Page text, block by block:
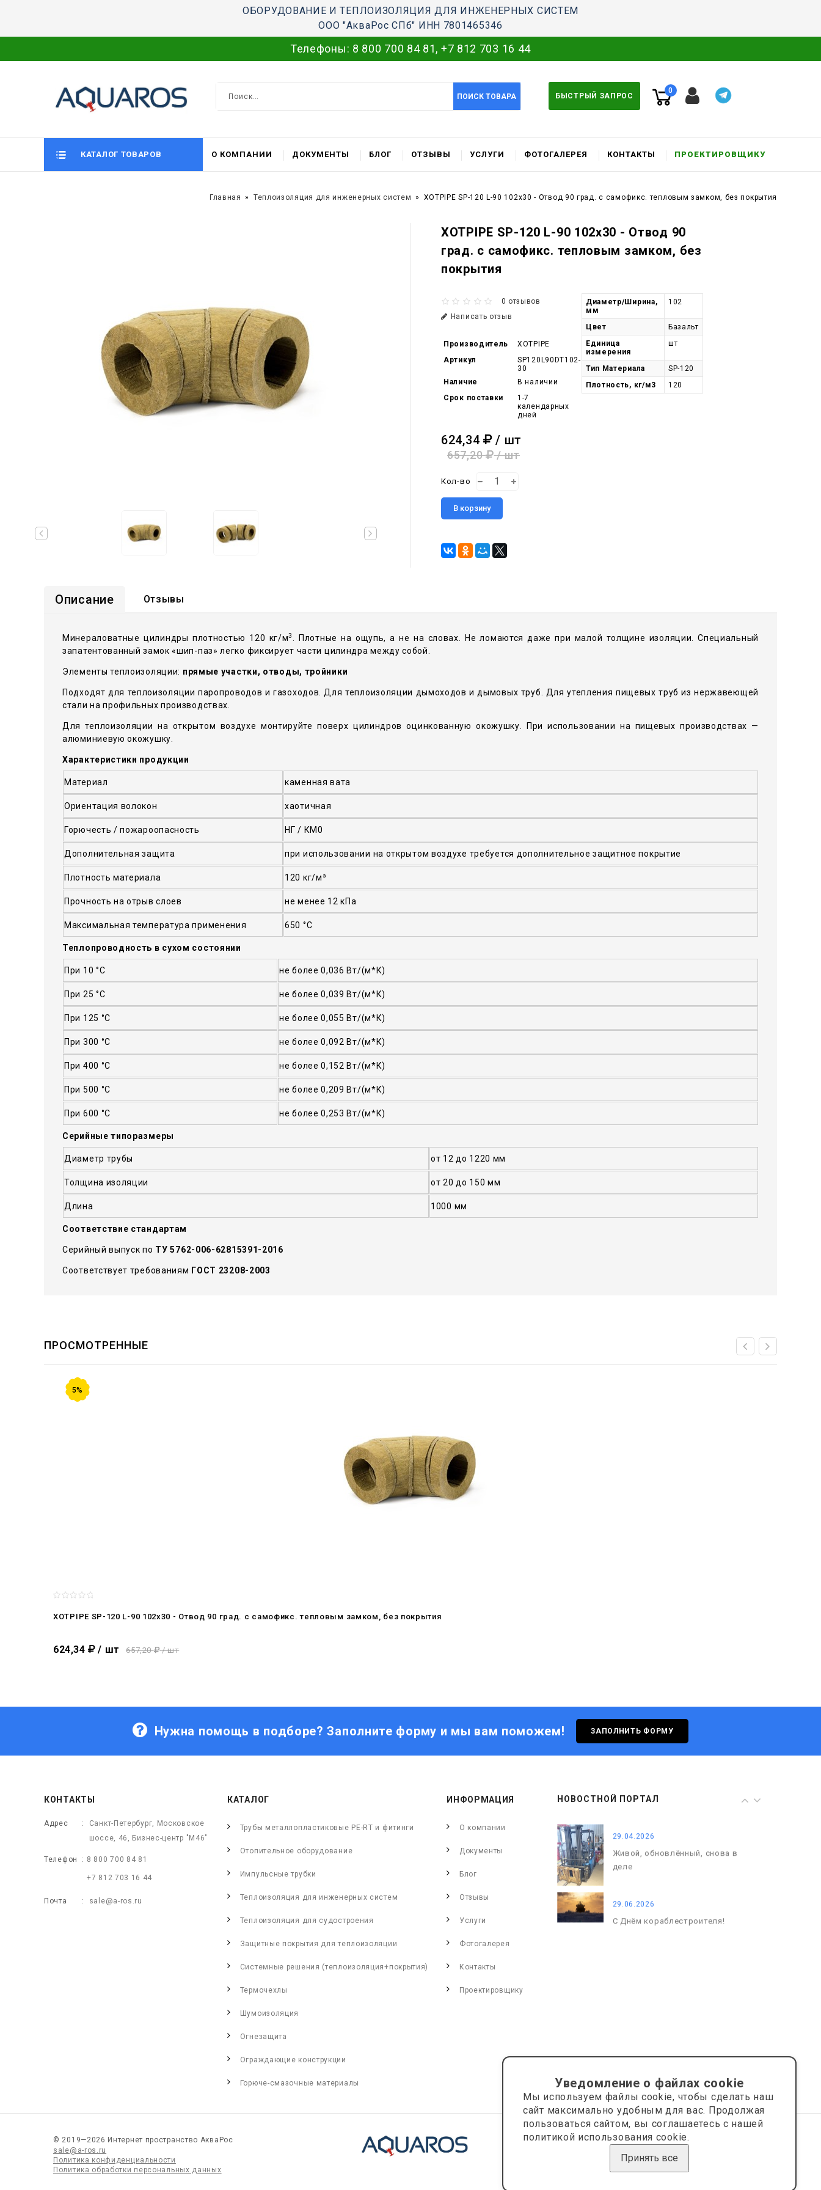
ОБОРУДОВАНИЕ И ТЕПЛОИЗОЛЯЦИЯ ДЛЯ ИНЖЕНЕРНЫХ СИСТЕМ
ООО "АкваРос СПб" ИНН 7801465346
Телефоны: 8 800 700 84 81, +7 812 703 16 44
ПОИСК ТОВАРА БЫСТРЫЙ ЗАПРОС
0
КАТАЛОГ ТОВАРОВ О КОМПАНИИ ДОКУМЕНТЫ БЛОГ ОТЗЫВЫ УСЛУГИ ФОТОГАЛЕРЕЯ КОНТАКТЫ ПРОЕКТИРОВЩИКУ
Главная Теплоизоляция для инженерных систем XOTPIPE SP-120 L-90 102x30 - Отвод 90 град. c самофикс. тепловым замком, без покрытия
XOTPIPE SP-120 L-90 102x30 - Отвод 90
град. c самофикс. тепловым замком, без
покрытия
0 отзывов
Написать отзыв
Производитель
XOTPIPE
Артикул
SP120L90DT102-
30
Наличие
В наличии
Срок поставки
1-7
календарных
дней
624,34 / шт
657,20 / шт
Кол-во
В корзину
Диаметр/Ширина,
мм
102
Цвет
Базальт
Единица
измерения
шт
Тип Материала
SP-120
Плотность, кг/м3
120
Описание Отзывы
Минераловатные цилиндры плотностью 120 кг/м3
. Плотные на ощупь, а не на словах. Не ломаются даже при малой толщине изоляции. Специальный
запатентованный замок «шип-паз» легко фиксирует части цилиндра между собой.
Элементы теплоизоляции: прямые участки, отводы, тройники
Подходят для теплоизоляции паропроводов и газоходов. Для теплоизоляции дымоходов и дымовых труб. Для утепления пищевых труб из нержавеющей
стали на профильных производствах.
Для теплоизоляции на открытом воздухе монтируйте поверх цилиндров оцинкованную окожушку. При использовании на пищевых производствах —
алюминиевую окожушку.
Характеристики продукции
Материал каменная вата
Ориентация волокон хаотичная
Горючесть / пожароопасность НГ / КМ0
Дополнительная защита при использовании на открытом воздухе требуется дополнительное защитное покрытие
Плотность материала 120 кг/м³
Прочность на отрыв слоев не менее 12 кПа
Максимальная температура применения 650 °C
Теплопроводность в сухом состоянии
При 10 °С не более 0,036 Вт/(м*К)
При 25 °С не более 0,039 Вт/(м*К)
При 125 °С не более 0,055 Вт/(м*К)
При 300 °С не более 0,092 Вт/(м*К)
При 400 °С не более 0,152 Вт/(м*К)
При 500 °С не более 0,209 Вт/(м*К)
При 600 °С не более 0,253 Вт/(м*К)
Серийные типоразмеры
Диаметр трубы от 12 до 1220 мм
Толщина изоляции от 20 до 150 мм
Длина 1000 мм
Соответствие стандартам
Серийный выпуск по ТУ 5762-006-62815391-2016
Соответствует требованиям ГОСТ 23208-2003
ПРОСМОТРЕННЫЕ
5%
XOTPIPE SP-120 L-90 102x30 - Отвод 90 град. c самофикс. тепловым замком, без покрытия
624,34 / шт 657,20 / шт
Нужна помощь в подборе? Заполните форму и мы вам поможем! ЗАПОЛНИТЬ ФОРМУ
НОВОСТНОЙ ПОРТАЛ
С Днём кораблестроителя!
С Днём Победы. Память, которая
29.04.2026
Живой, обновлённый, снова в
деле
29.06.2026
С Днём кораблестроителя!
КОНТАКТЫ
Адрес
Санкт-Петербург, Московское
шоссе, 46, Бизнес-центр "М46"
Телефон 8 800 700 84 81
+7 812 703 16 44
Почта sale@a-ros.ru
КАТАЛОГ
Трубы металлопластиковые PE-RT и фитинги
Отопительное оборудование
Импульсные трубки
Теплоизоляция для инженерных систем
Теплоизоляция для судостроения
Защитные покрытия для теплоизоляции
Системные решения (теплоизоляция+покрытия)
Термочехлы
Шумоизоляция
Огнезащита
Ограждающие конструкции
Горюче-смазочные материалы
ИНФОРМАЦИЯ
О компании
Документы
Блог
Отзывы
Услуги
Фотогалерея
Контакты
Проектировщику
© 2019—2026 Интернет пространство АкваРос
sale@a-ros.ru
Политика конфиденциальности
Политика обработки персональных данных
Сайт носит информационный характер и не является
Сделано на платформе
Уведомление о файлах cookie
Мы используем файлы cookie, чтобы сделать наш
сайт максимально удобным для вас. Продолжая
пользоваться сайтом, вы соглашаетесь с нашей
политикой использования cookie.
Принять все